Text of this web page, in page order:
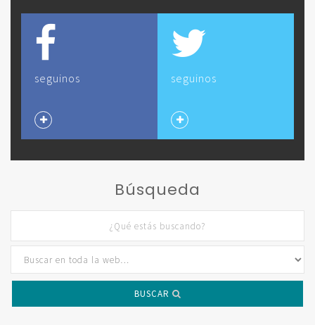
seguinos seguinos
Búsqueda
BUSCAR